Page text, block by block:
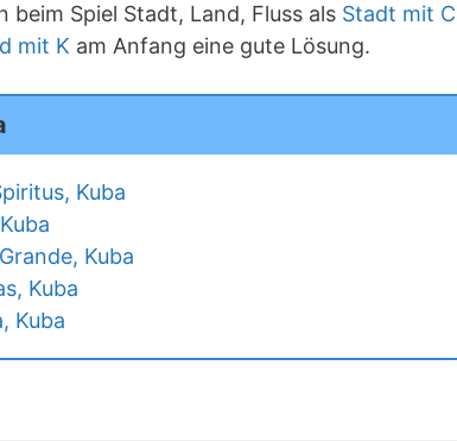
beim Spiel Stadt, Land, Fluss als Stadt mit C
mit K am Anfang eine gute Lösung.
Kuba
Kuba
Kuba
Kuba